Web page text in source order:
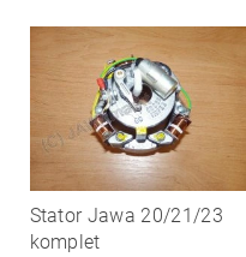
Stator Jawa 20/21/23
komplet